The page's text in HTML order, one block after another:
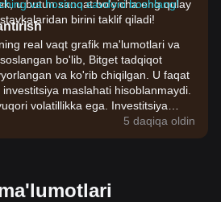
u butun sanoat bo'yicha eng qulay
birini taklif qiladi!
va hoziroq savdoni boshlang!
real vaqt grafik ma'lumotlari va
bo'lib, Bitget tadqiqot
va ko'rib chiqilgan. U faqat
maslahati hisoblanmaydi.
volatillikka ega. Investitsiya
chidamliligingiz asosida qabul
5 daqiqa oldin